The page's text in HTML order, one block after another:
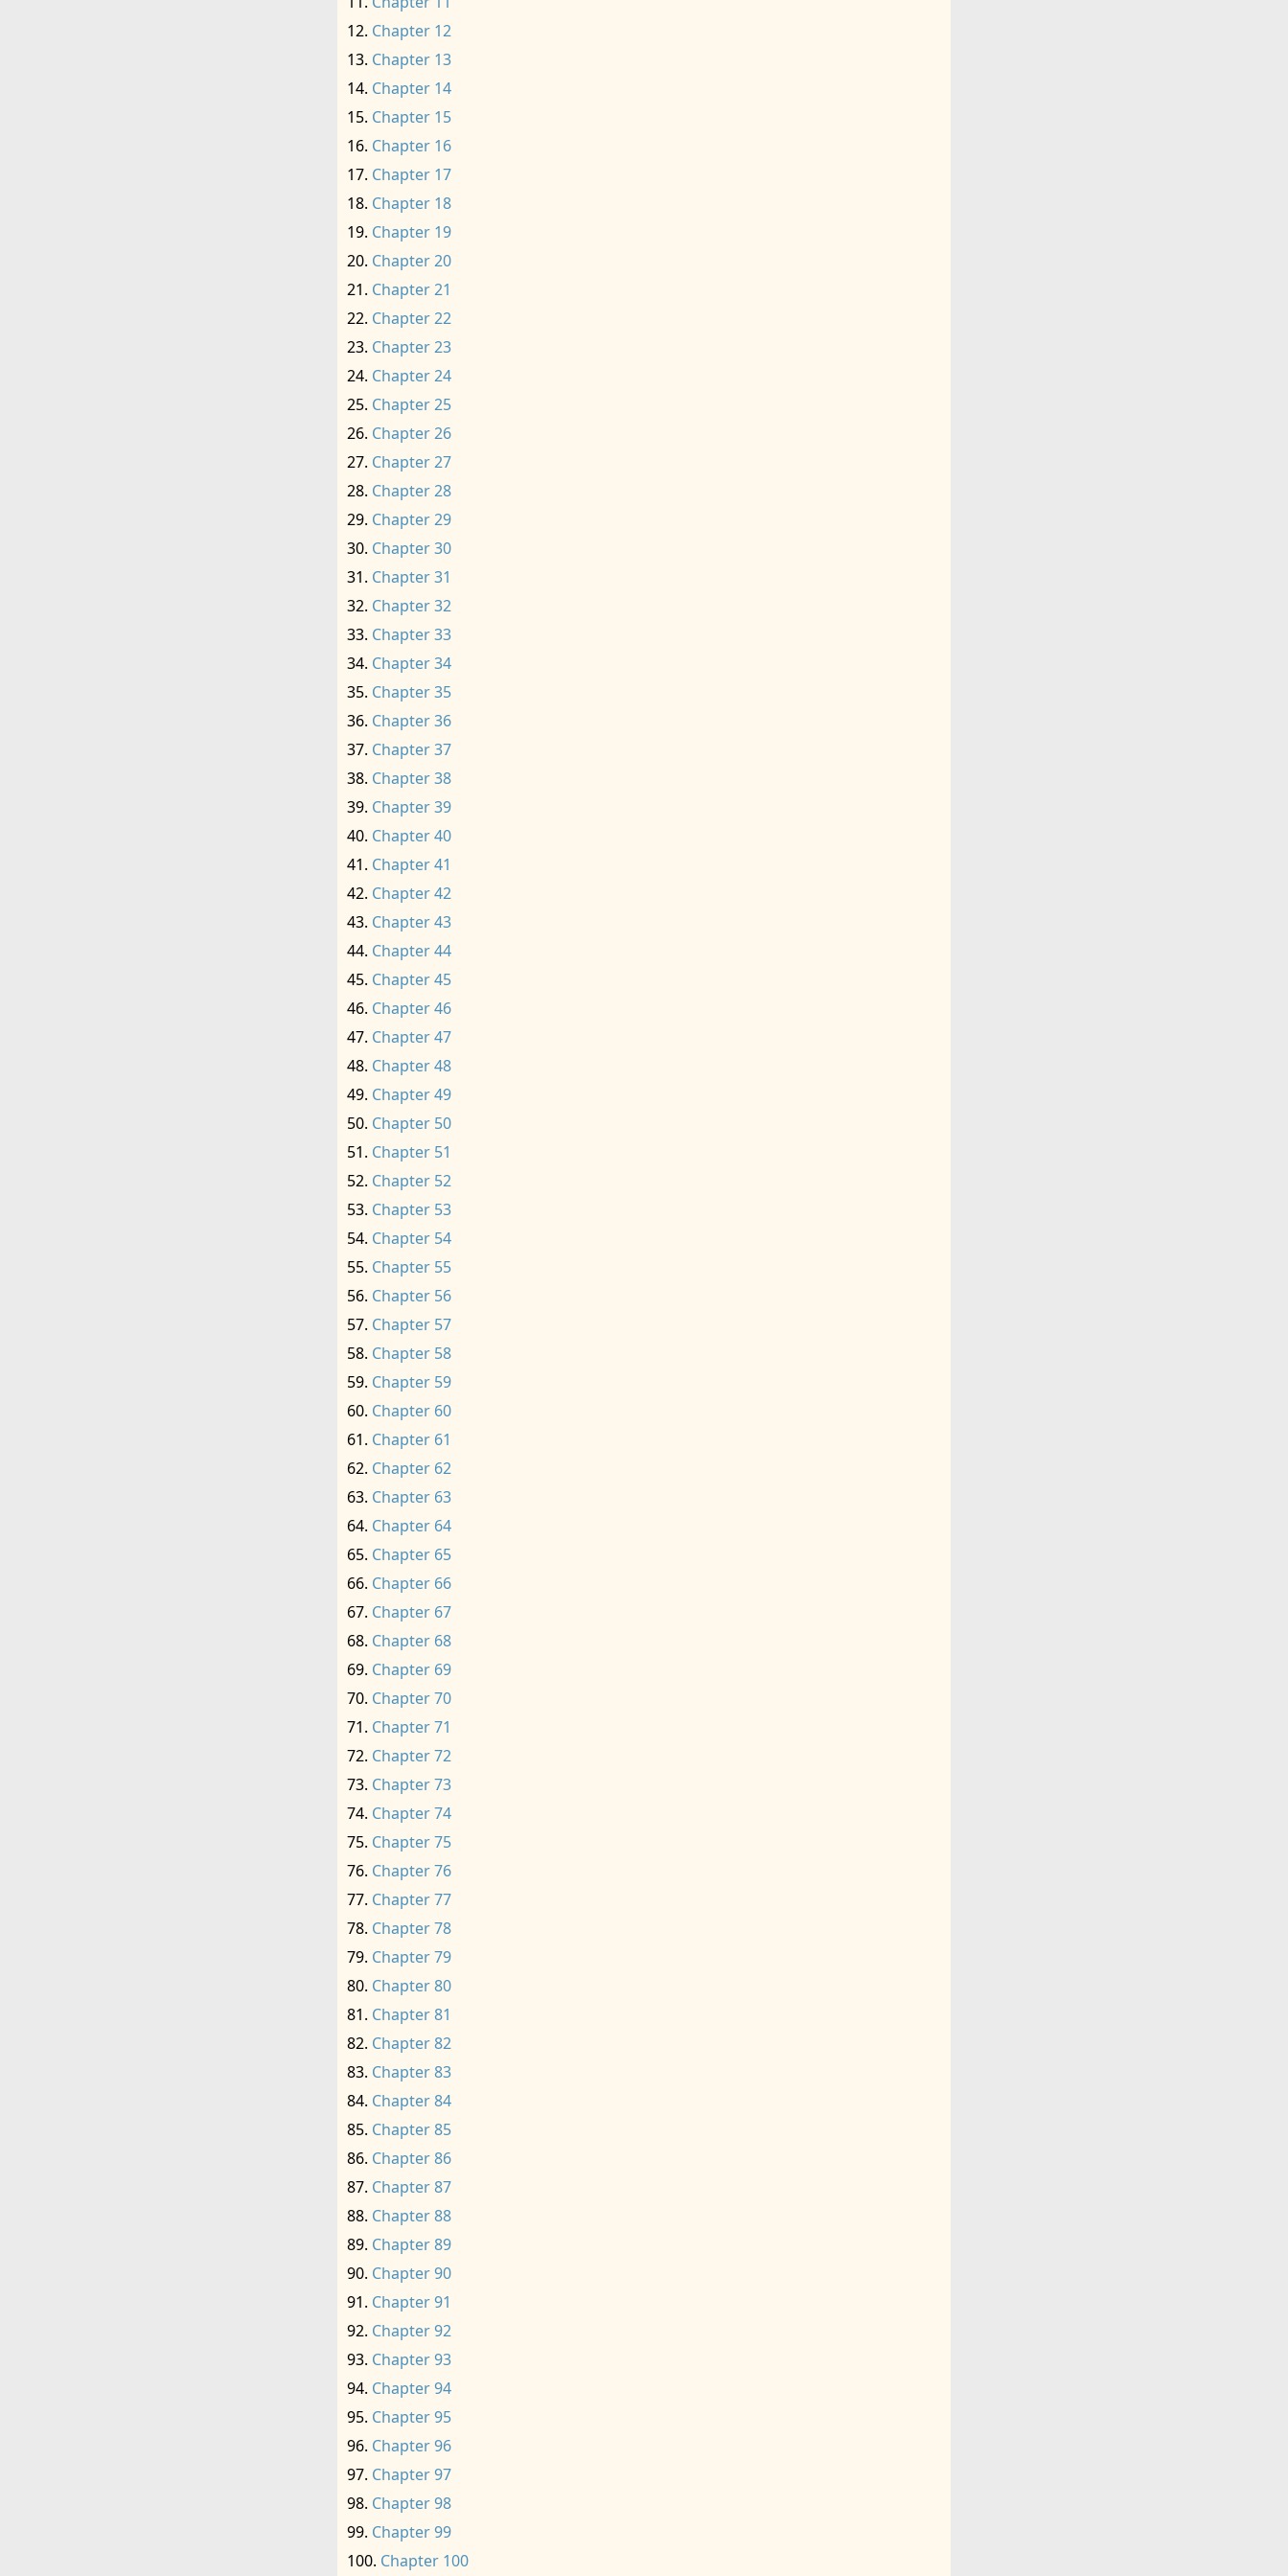
Chapter 12
Chapter 13
Chapter 14
Chapter 15
Chapter 16
Chapter 17
Chapter 18
Chapter 19
Chapter 20
Chapter 21
Chapter 22
Chapter 23
Chapter 24
Chapter 25
Chapter 26
Chapter 27
Chapter 28
Chapter 29
Chapter 30
Chapter 31
Chapter 32
Chapter 33
Chapter 34
Chapter 35
Chapter 36
Chapter 37
Chapter 38
Chapter 39
Chapter 40
Chapter 41
Chapter 42
Chapter 43
Chapter 44
Chapter 45
Chapter 46
Chapter 47
Chapter 48
Chapter 49
Chapter 50
Chapter 51
Chapter 52
Chapter 53
Chapter 54
Chapter 55
Chapter 56
Chapter 57
Chapter 58
Chapter 59
Chapter 60
Chapter 61
Chapter 62
Chapter 63
Chapter 64
Chapter 65
Chapter 66
Chapter 67
Chapter 68
Chapter 69
Chapter 70
Chapter 71
Chapter 72
Chapter 73
Chapter 74
Chapter 75
Chapter 76
Chapter 77
Chapter 78
Chapter 79
Chapter 80
Chapter 81
Chapter 82
Chapter 83
Chapter 84
Chapter 85
Chapter 86
Chapter 87
Chapter 88
Chapter 89
Chapter 90
Chapter 91
Chapter 92
Chapter 93
Chapter 94
Chapter 95
Chapter 96
Chapter 97
Chapter 98
Chapter 99
Chapter 100